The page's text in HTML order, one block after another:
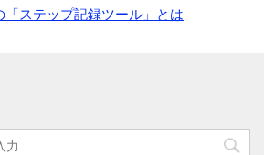
「ステップ記録ツール」とは